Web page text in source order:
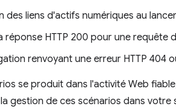
des liens d'actifs numériques au
réponse HTTP 200 pour une requête
renvoyant une erreur HTTP 404
se produit dans l'activité Web
gestion de ces scénarios dans votre